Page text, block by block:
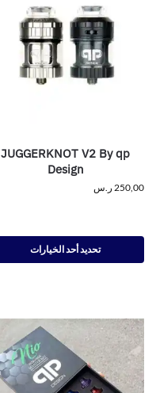
JUGGERKNOT V2 By qp
Design
250,00 ر.س
تحديد أحد الخيارات